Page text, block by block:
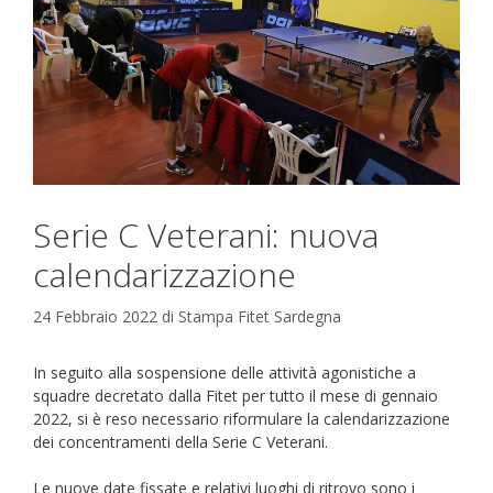
Serie C Veterani: nuova
calendarizzazione
24 Febbraio 2022 di Stampa Fitet Sardegna
In seguito alla sospensione delle attività agonistiche a
squadre decretato dalla Fitet per tutto il mese di gennaio
2022, si è reso necessario riformulare la calendarizzazione
dei concentramenti della Serie C Veterani.
Le nuove date fissate e relativi luoghi di ritrovo sono i